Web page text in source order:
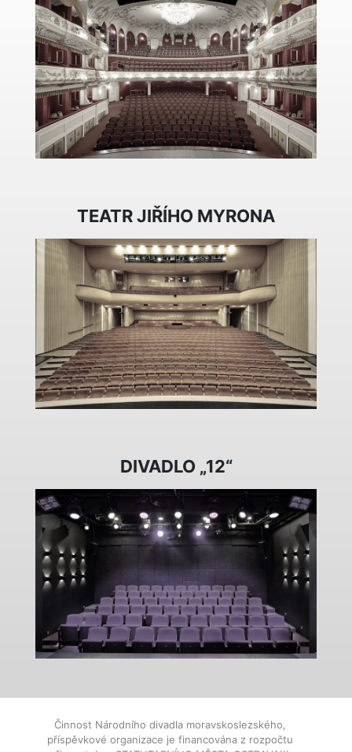
TEATR JIŘÍHO MYRONA
DIVADLO „12“
Činnost Národního divadla moravskoslezského,
příspěvkové organizace je financována z rozpočtu